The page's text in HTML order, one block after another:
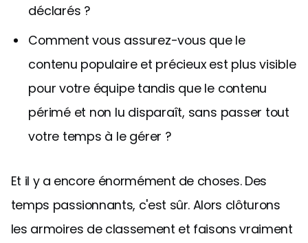
déclarés ?
Comment vous assurez-vous que le
contenu populaire et précieux est plus visible
pour votre équipe tandis que le contenu
périmé et non lu disparaît, sans passer tout
votre temps à le gérer ?
Et il y a encore énormément de choses. Des
temps passionnants, c'est sûr. Alors clôturons
les armoires de classement et faisons vraiment